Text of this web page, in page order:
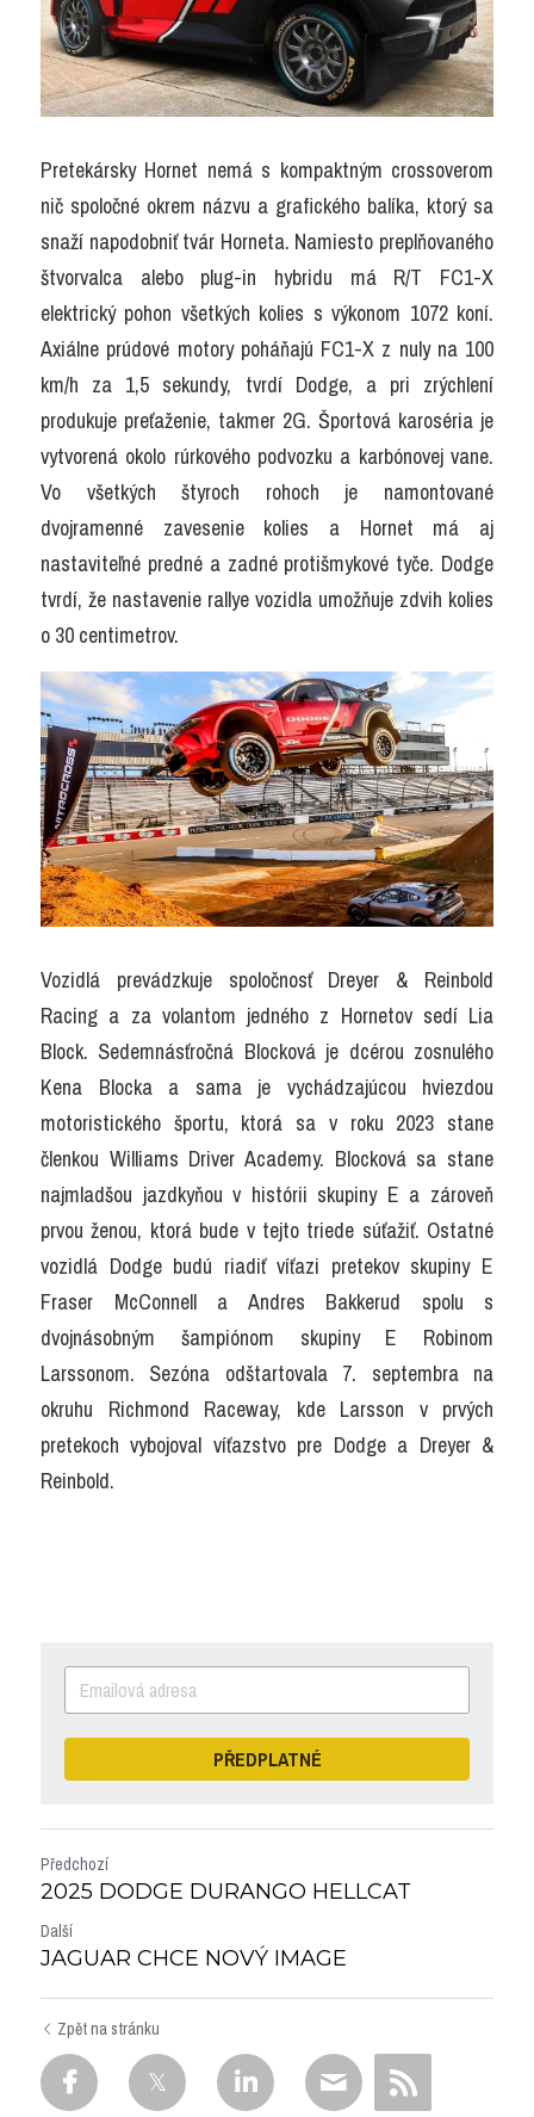
Pretekársky Hornet nemá s kompaktným crossoverom
nič spoločné okrem názvu a grafického balíka, ktorý sa
snaží napodobniť tvár Horneta. Namiesto preplňovaného
štvorvalca alebo plug-in hybridu má R/T FC1-X
elektrický pohon všetkých kolies s výkonom 1072 koní.
Axiálne prúdové motory poháňajú FC1-X z nuly na 100
km/h za 1,5 sekundy, tvrdí Dodge, a pri zrýchlení
produkuje preťaženie, takmer 2G. Športová karoséria je
vytvorená okolo rúrkového podvozku a karbónovej vane.
Vo všetkých štyroch rohoch je namontované
dvojramenné zavesenie kolies a Hornet má aj
nastaviteľné predné a zadné protišmykové tyče. Dodge
tvrdí, že nastavenie rallye vozidla umožňuje zdvih kolies
o 30 centimetrov.
Vozidlá prevádzkuje spoločnosť Dreyer & Reinbold
Racing a za volantom jedného z Hornetov sedí Lia
Block. Sedemnásťročná Blocková je dcérou zosnulého
Kena Blocka a sama je vychádzajúcou hviezdou
motoristického športu, ktorá sa v roku 2023 stane
členkou Williams Driver Academy. Blocková sa stane
najmladšou jazdkyňou v histórii skupiny E a zároveň
prvou ženou, ktorá bude v tejto triede súťažiť. Ostatné
vozidlá Dodge budú riadiť víťazi pretekov skupiny E
Fraser McConnell a Andres Bakkerud spolu s
dvojnásobným šampiónom skupiny E Robinom
Larssonom. Sezóna odštartovala 7. septembra na
okruhu Richmond Raceway, kde Larsson v prvých
pretekoch vybojoval víťazstvo pre Dodge a Dreyer &
Reinbold.
PŘEDPLATNÉ
Předchozí
2025 DODGE DURANGO HELLCAT
Další
JAGUAR CHCE NOVÝ IMAGE
Zpět na stránku